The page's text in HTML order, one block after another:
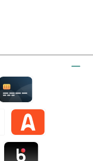
Alma by mollie
Credit card by mollie